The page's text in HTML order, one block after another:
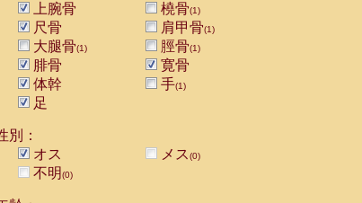
上腕骨 橈骨(1)
尺骨 肩甲骨(1)
大腿骨(1) 脛骨(1)
腓骨
寛骨
体幹
手(1)
足
別：
オス
メス(0)
不明(0)